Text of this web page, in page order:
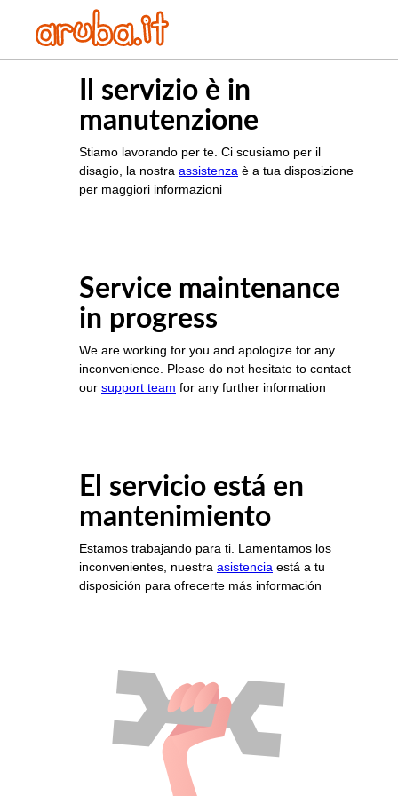
Il servizio è in
manutenzione
Stiamo lavorando per te. Ci scusiamo per il
disagio, la nostra assistenza è a tua disposizione
per maggiori informazioni
Service maintenance
in progress
We are working for you and apologize for any
inconvenience. Please do not hesitate to contact
our support team for any further information
El servicio está en
mantenimiento
Estamos trabajando para ti. Lamentamos los
inconvenientes, nuestra asistencia está a tu
disposición para ofrecerte más información